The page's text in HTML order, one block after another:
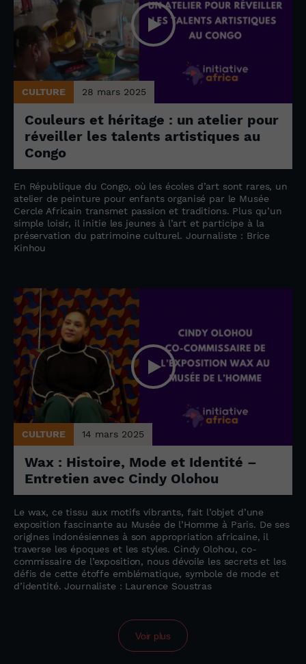
CULTURE 28 mars 2025
Couleurs et héritage : un atelier pour
réveiller les talents artistiques au
Congo
En République du Congo, où les écoles d’art sont rares, un
atelier de peinture pour enfants organisé par le Musée
Cercle Africain transmet passion et traditions. Plus qu’un
simple loisir, il initie les jeunes à l’art et participe à la
préservation du patrimoine culturel. Journaliste : Brice
Kinhou
CULTURE 14 mars 2025
Wax : Histoire, Mode et Identité –
Entretien avec Cindy Olohou
Le wax, ce tissu aux motifs vibrants, fait l’objet d’une
exposition fascinante au Musée de l’Homme à Paris. De ses
origines indonésiennes à son appropriation africaine, il
traverse les époques et les styles. Cindy Olohou, co-
commissaire de l’exposition, nous dévoile les secrets et les
défis de cette étoffe emblématique, symbole de mode et
d’identité. Journaliste : Laurence Soustras
Voir plus